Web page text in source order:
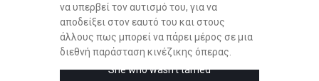
να υπερβεί τον αυτισμό του, για να
αποδείξει στον εαυτό του και στους
άλλους πως μπορεί να πάρει μέρος σε μια
διεθνή παράσταση κινέζικης όπερας.
She who wasn’t tamed